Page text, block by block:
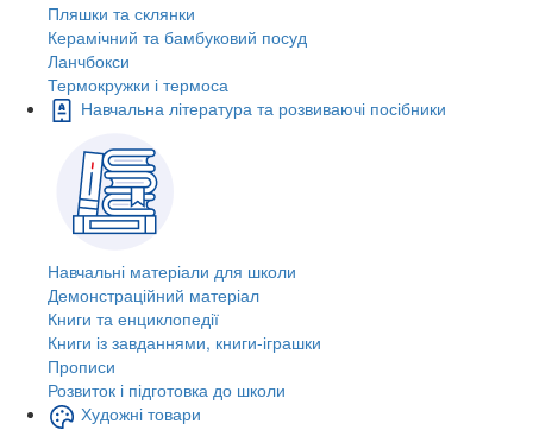
Пляшки та склянки
Керамічний та бамбуковий посуд
Ланчбокси
Термокружки і термоса
Навчальна література та розвиваючі посібники
Навчальні матеріали для школи
Демонстраційний матеріал
Книги та енциклопедії
Книги із завданнями, книги-іграшки
Прописи
Розвиток і підготовка до школи
Художні товари